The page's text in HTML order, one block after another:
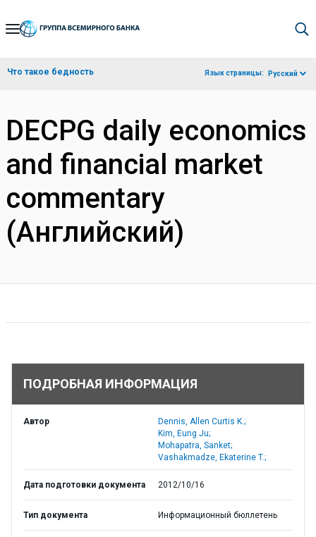
Skip
Navigation
Что такое бедность Язык страницы: Русский
DECPG daily economics
and financial market
commentary
(Английский)
ПОДРОБНАЯ ИНФОРМАЦИЯ
Автор
Dennis, Allen Curtis K.;
Kim, Eung Ju;
Mohapatra, Sanket;
Vashakmadze, Ekaterine T.;
Дата подготовки документа 2012/10/16
Тип документа Информационный бюллетень